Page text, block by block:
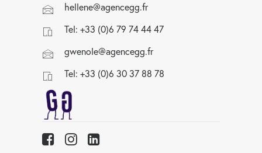
hellene@agencegg.fr
Tel: +33 (0)6 79 74 44 47
gwenole@agencegg.fr
Tel: +33 (0)6 30 37 88 78